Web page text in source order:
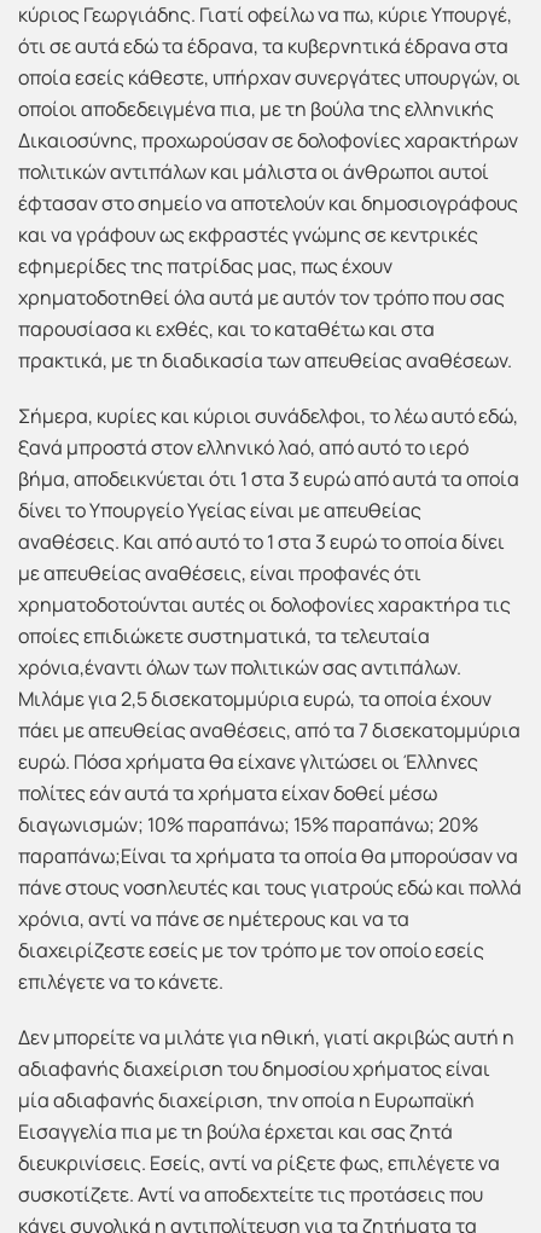
κύριος Γεωργιάδης. Γιατί οφείλω να πω, κύριε Υπουργέ,
ότι σε αυτά εδώ τα έδρανα, τα κυβερνητικά έδρανα στα
οποία εσείς κάθεστε, υπήρχαν συνεργάτες υπουργών, οι
οποίοι αποδεδειγμένα πια, με τη βούλα της ελληνικής
Δικαιοσύνης, προχωρούσαν σε δολοφονίες χαρακτήρων
πολιτικών αντιπάλων και μάλιστα οι άνθρωποι αυτοί
έφτασαν στο σημείο να αποτελούν και δημοσιογράφους
και να γράφουν ως εκφραστές γνώμης σε κεντρικές
εφημερίδες της πατρίδας μας, πως έχουν
χρηματοδοτηθεί όλα αυτά με αυτόν τον τρόπο που σας
παρουσίασα κι εχθές, και το καταθέτω και στα
πρακτικά, με τη διαδικασία των απευθείας αναθέσεων.
Σήμερα, κυρίες και κύριοι συνάδελφοι, το λέω αυτό εδώ,
ξανά μπροστά στον ελληνικό λαό, από αυτό το ιερό
βήμα, αποδεικνύεται ότι 1 στα 3 ευρώ από αυτά τα οποία
δίνει το Υπουργείο Υγείας είναι με απευθείας
αναθέσεις. Και από αυτό το 1 στα 3 ευρώ το οποία δίνει
με απευθείας αναθέσεις, είναι προφανές ότι
χρηματοδοτούνται αυτές οι δολοφονίες χαρακτήρα τις
οποίες επιδιώκετε συστηματικά, τα τελευταία
χρόνια,έναντι όλων των πολιτικών σας αντιπάλων.
Μιλάμε για 2,5 δισεκατομμύρια ευρώ, τα οποία έχουν
πάει με απευθείας αναθέσεις, από τα 7 δισεκατομμύρια
ευρώ. Πόσα χρήματα θα είχανε γλιτώσει οι Έλληνες
πολίτες εάν αυτά τα χρήματα είχαν δοθεί μέσω
διαγωνισμών; 10% παραπάνω; 15% παραπάνω; 20%
παραπάνω;Είναι τα χρήματα τα οποία θα μπορούσαν να
πάνε στους νοσηλευτές και τους γιατρούς εδώ και πολλά
χρόνια, αντί να πάνε σε ημέτερους και να τα
διαχειρίζεστε εσείς με τον τρόπο με τον οποίο εσείς
επιλέγετε να το κάνετε.
Δεν μπορείτε να μιλάτε για ηθική, γιατί ακριβώς αυτή η
αδιαφανής διαχείριση του δημοσίου χρήματος είναι
μία αδιαφανής διαχείριση, την οποία η Ευρωπαϊκή
Εισαγγελία πια με τη βούλα έρχεται και σας ζητά
διευκρινίσεις. Εσείς, αντί να ρίξετε φως, επιλέγετε να
συσκοτίζετε. Αντί να αποδεχτείτε τις προτάσεις που
κάνει συνολικά η αντιπολίτευση για τα ζητήματα τα